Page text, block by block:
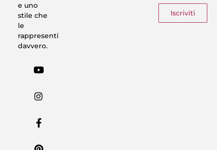
e uno
stile che
le
rappresenti
davvero.
Iscriviti